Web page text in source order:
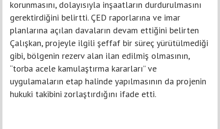
korunmasını, dolayısıyla inşaatların durdurulmasını
gerektirdiğini belirtti. ÇED raporlarına ve imar
planlarına açılan davaların devam ettiğini belirten
Çalışkan, projeyle ilgili şeffaf bir süreç yürütülmediği
gibi, bölgenin rezerv alan ilan edilmiş olmasının,
“torba acele kamulaştırma kararları” ve
uygulamaların etap halinde yapılmasının da projenin
hukuki takibini zorlaştırdığını ifade etti.